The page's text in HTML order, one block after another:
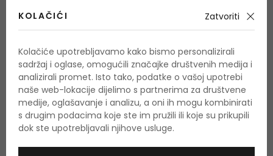
Gornje note
grejp, bosiljak
Srednje note
geranija, lavanda
Bazne note
mošus, tonka sjemenke
O proizvodu
KOLAČIĆI Zatvoriti
Kolačiće upotrebljavamo kako bismo personalizirali
sadržaj i oglase, omogućili značajke društvenih medija i
analizirali promet. Isto tako, podatke o vašoj upotrebi
naše web-lokacije dijelimo s partnerima za društvene
medije, oglašavanje i analizu, a oni ih mogu kombinirati
s drugim podacima koje ste im pružili ili koje su prikupili
dok ste upotrebljavali njihove usluge.